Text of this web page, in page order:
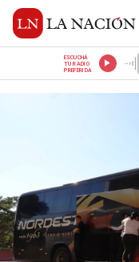
ESCUCHÁ
TU RADIO
PREFERIDA